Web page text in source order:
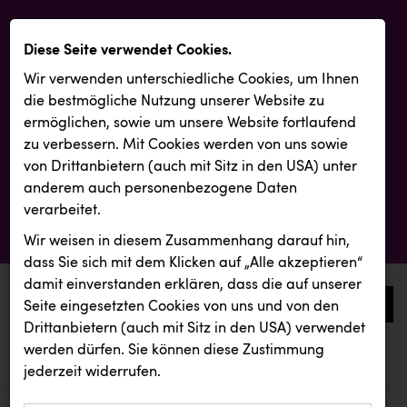
0
aktuelle aussendungen
aktuelle aussendungen
Diese Seite verwendet Cookies.
Wir verwenden unterschiedliche Cookies, um Ihnen
die best­mögliche Nutzung unserer Website zu
ermöglichen, sowie um unsere Website fortlaufend
zu verbessern. Mit Cookies werden von uns sowie
von Drittanbietern (auch mit Sitz in den USA) unter
anderem auch personenbezogene Daten
verarbeitet.
Wir weisen in diesem Zusammenhang darauf hin,
dass Sie sich mit dem Klicken auf „Alle akzeptieren“
damit ein­ver­standen erklären, dass die auf unserer
Seite eingesetzten Cookies von uns und von den
Drittanbietern (auch mit Sitz in den USA) verwendet
werden dürfen. Sie können diese Zustimmung
jederzeit widerrufen.